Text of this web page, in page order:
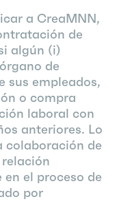
a CreaMNN,
de
algún (i)
de
sus empleados,
o compra
laboral con
anteriores. Lo
colaboración de
el proceso de
por